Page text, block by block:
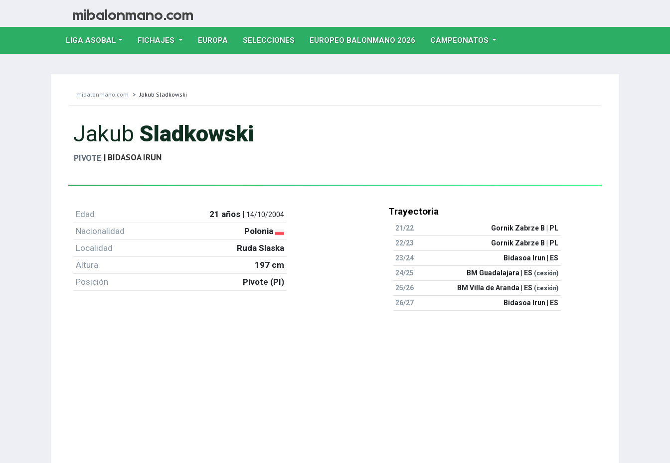
LIGA ASOBAL FICHAJES EUROPA(CURRENT)
SELECCIONES(CURRENT)
EUROPEO BALONMANO 2026(CURRENT)
CAMPEONATOS
mibalonmano.com Jakub Sladkowski
Jakub Sladkowski
PIVOTE | BIDASOA IRUN
Edad 21 años | 14/10/2004
Nacionalidad
Polonia
Localidad
Ruda Slaska
Altura
197 cm
Posición
Pivote (PI)
Trayectoria
21/22
Gornik Zabrze B | PL
22/23
Gornik Zabrze B | PL
23/24
Bidasoa Irun | ES
24/25
BM Guadalajara | ES (cesión)
25/26 BM Villa de Aranda | ES (cesión)
26/27 Bidasoa Irun | ES